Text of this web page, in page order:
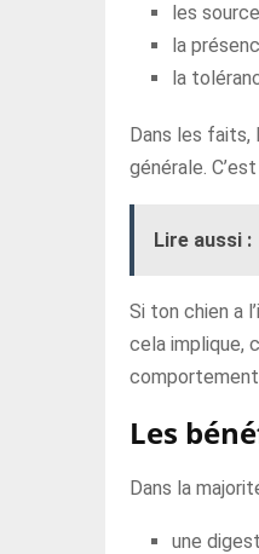
les
la
la
Dans les faits,
générale.
Lire aussi :
Si ton chien a
cela implique,
Les
Dans la
une